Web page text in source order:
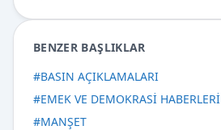
BENZER BAŞLIKLAR
#BASIN AÇIKLAMALARI
#EMEK VE DEMOKRASİ HABERLERİ
#MANŞET